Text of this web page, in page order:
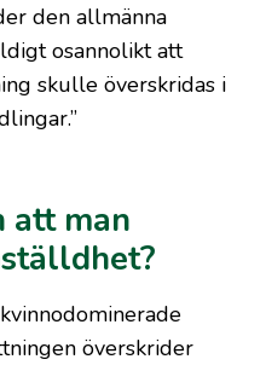
den allmänna
osannolikt att
skulle överskridas i
att man
överskrider